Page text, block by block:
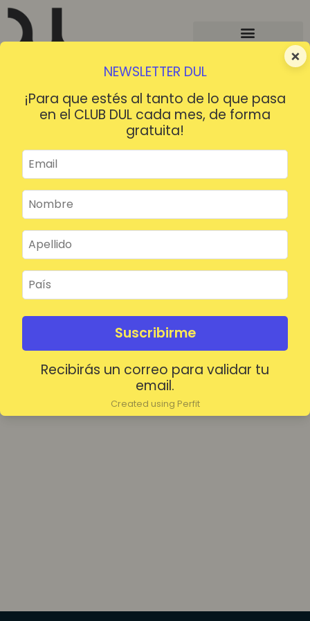
×
NEWSLETTER DUL
¡Para que estés al tanto de lo que pasa
en el CLUB DUL cada mes, de forma
gratuita!
Suscribirme
Recibirás un correo para validar tu
email.
Created using Perfit
¡HOLA!
Mantenerme conectado
Acceder